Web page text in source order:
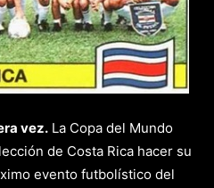
vez. La Copa del Mundo
de Costa Rica hacer su
evento futbolístico del